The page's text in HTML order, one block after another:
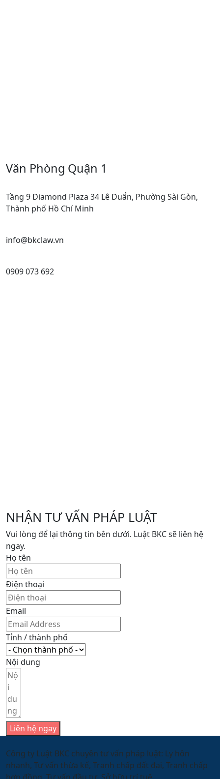
Văn Phòng Quận 1
Tầng 9 Diamond Plaza 34 Lê Duẩn, Phường Sài Gòn,
Thành phố Hồ Chí Minh
info@bkclaw.vn
0909 073 692
NHẬN TƯ VẤN PHÁP LUẬT
Vui lòng để lại thông tin bên dưới. Luật BKC sẽ liên hệ
ngay.
Họ tên
Điện thoại
Email
Tỉnh / thành phố
Nội dung
Liên hệ ngay
Công ty Luật BKC chuyên tư vấn pháp luật: Ly hôn
nhanh, Tư vấn thừa kế, Tranh chấp đất đai, Tranh chấp